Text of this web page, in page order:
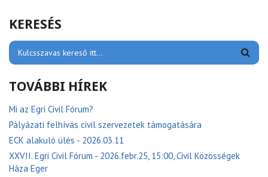
KERESÉS
TOVÁBBI HÍREK
Mi az Egri Civil Fórum?
Pályázati felhívás civil szervezetek támogatására
ECK alakuló ülés - 2026.03.11
XXVII. Egri Civil Fórum - 2026.febr.25, 15:00, Civil Közösségek
Háza Eger